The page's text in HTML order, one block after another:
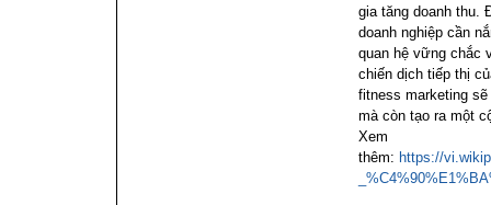
gia tăng doanh thu.
doanh nghiệp cần
quan hệ vững chắc
chiến dịch tiếp thị
fitness marketing
mà còn tạo ra một
Xem
thêm: https://